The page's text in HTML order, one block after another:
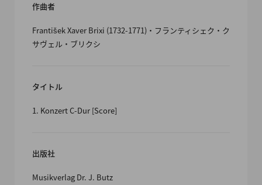
作曲者
František Xaver Brixi (1732-1771)・フランティシェク・ク
サヴェル・ブリクシ
タイトル
1. Konzert C-Dur [Score]
出版社
Musikverlag Dr. J. Butz